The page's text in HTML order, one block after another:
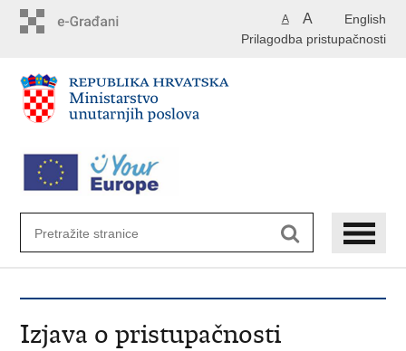
English
A A
Prilagodba pristupačnosti
Izjava o pristupačnosti